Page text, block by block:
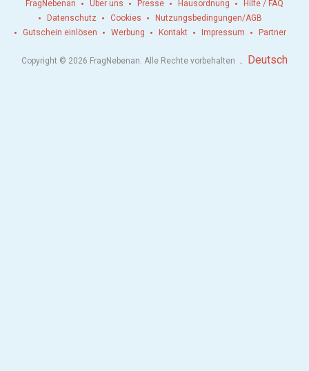
FragNebenan Über uns Presse Hausordnung
Hilfe / FAQ
Datenschutz
Cookies
Nutzungsbedingungen/AGB
Gutschein einlösen
Werbung Kontakt Impressum Partner
Copyright © 2026 FragNebenan. Alle Rechte vorbehalten . Deutsch